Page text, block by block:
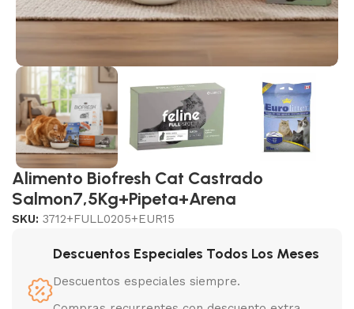
Alimento Biofresh Cat Castrado
Salmon7,5Kg+Pipeta+Arena
SKU: 3712+FULL0205+EUR15
Descuentos Especiales Todos Los Meses
Descuentos especiales siempre.